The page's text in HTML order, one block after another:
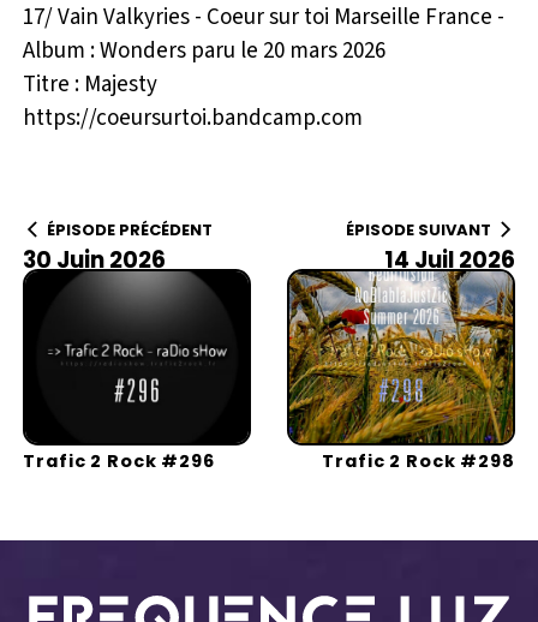
17/ Vain Valkyries - Coeur sur toi Marseille France -
Album : Wonders paru le 20 mars 2026
Titre : Majesty
https://coeursurtoi.bandcamp.com
ÉPISODE PRÉCÉDENT
30 Juin 2026
Trafic 2 Rock #296
ÉPISODE SUIVANT
14 Juil 2026
Trafic 2 Rock #298